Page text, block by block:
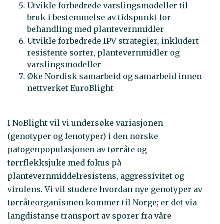
Utvikle forbedrede varslingsmodeller til
bruk i bestemmelse av tidspunkt for
behandling med plantevernmidler
Utvikle forbedrede IPV strategier, inkludert
resistente sorter, plantevernmidler og
varslingsmodeller
Øke Nordisk samarbeid og samarbeid innen
nettverket EuroBlight
I NoBlight vil vi undersøke variasjonen
(genotyper og fenotyper) i den norske
patogenpopulasjonen av tørråte og
tørrflekksjuke med fokus på
plantevernmiddelresistens, aggressivitet og
virulens. Vi vil studere hvordan nye genotyper av
tørråteorganismen kommer til Norge; er det via
langdistanse transport av sporer fra våre